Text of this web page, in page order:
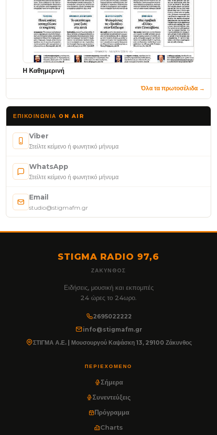
Η Καθημερινή
Όλα τα πρωτοσέλιδα →
ΕΠΙΚΟΙΝΩΝΊΑ ON AIR
Viber
Στείλτε κείμενο ή φωνητικό μήνυμα
WhatsApp
Στείλτε κείμενο ή φωνητικό μήνυμα
Email
studio@stigmafm.gr
STIGMA RADIO 97,6
ΖΆΚΥΝΘΟΣ
Ειδήσεις, μουσική και εκπομπές
24 ώρες το 24ωρο.
2695022222
info@stigmafm.gr
ΣΤΙΓΜΑ Α.Ε. | Μουσουργού Καψάσκη 13, 29100 Ζάκυνθος
ΠΕΡΙΕΧΌΜΕΝΟ
Σήμερα
Συνεντεύξεις
Πρόγραμμα
Charts